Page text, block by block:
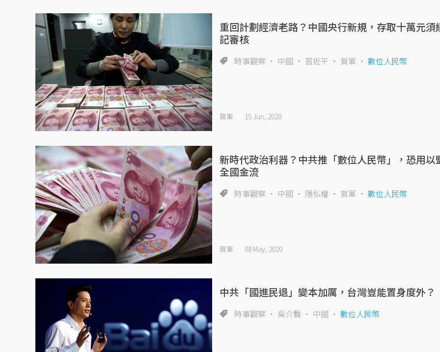
重回計劃經濟老路？中國央行新規，存取十萬元須
記審核
時事觀察 中國 習近平 賀軍 數位人民幣
賀軍 15 Jun, 2020
新時代政治利器？中共推「數位人民幣」，恐用以
全國金流
時事觀察 中國 隱私權 賀軍 數位人民幣
賀軍 08 May, 2020
中共「國進民退」變本加厲，台灣豈能置身度外？
時事觀察 吳介聲 中國 數位人民幣